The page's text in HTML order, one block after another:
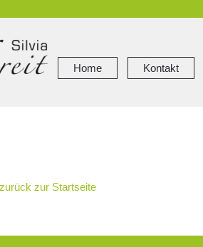
Home Kontakt
zur Startseite